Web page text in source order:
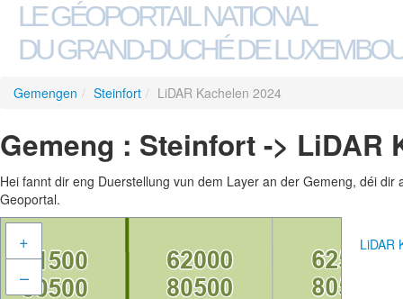
LE GÉOPORTAIL NATIONAL
DU GRAND-DUCHÉ DE
Gemengen / Steinfort / LiDAR Kachelen 2024
Gemeng : Steinfort -> LiDAR
Hei fannt dir eng Duerstellung vun dem Layer an der Gemeng, déi
Geoportal.
+
–
LiDAR